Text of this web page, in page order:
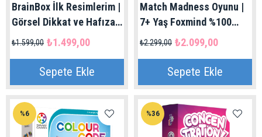
BrainBox İlk Resimlerim |
Görsel Dikkat ve Hafıza
Oyunu - Türkçe
₺1.499,00
₺1.599,00
Sepete Ekle
Match Madness Oyunu |
7+ Yaş Foxmind %100
Orijinal ₺2.099,00
₺2.299,00
Sepete Ekle
%6 %36